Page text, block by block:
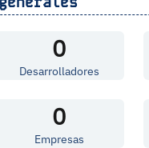
0
Desarrolladores
0
Empresas